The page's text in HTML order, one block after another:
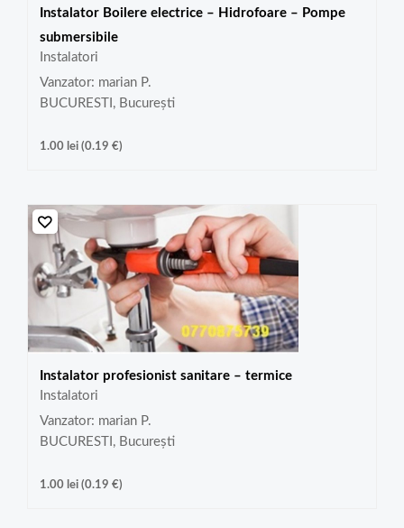
Instalator Boilere electrice – Hidrofoare – Pompe
submersibile
Instalatori
Vanzator: marian P.
BUCURESTI, București
1.00 lei(0.19 €)
Instalator profesionist sanitare – termice
Instalatori
Vanzator: marian P.
BUCURESTI, București
1.00 lei(0.19 €)